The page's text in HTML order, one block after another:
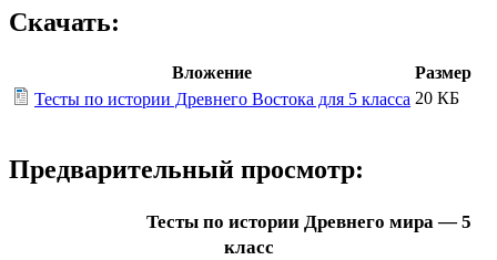
Скачать:
Вложение
Размер
Тесты по истории Древнего Востока для 5 класса 20 КБ
Предварительный просмотр:
Тесты по истории Древнего мира — 5
класс